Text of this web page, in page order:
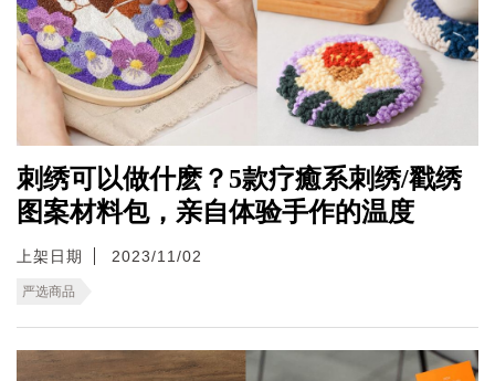
刺绣可以做什麽？5款疗癒系刺绣/戳绣
图案材料包，亲自体验手作的温度
上架日期 2023/11/02
严选商品